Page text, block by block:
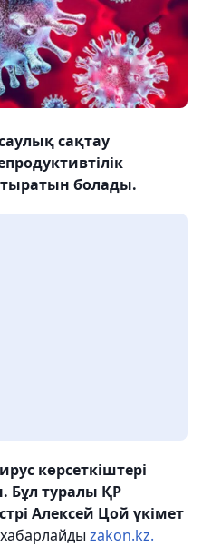
сақтау
болады.
көрсеткіштері
Бұл туралы ҚР
Алексей Цой үкімет
zakon.kz.